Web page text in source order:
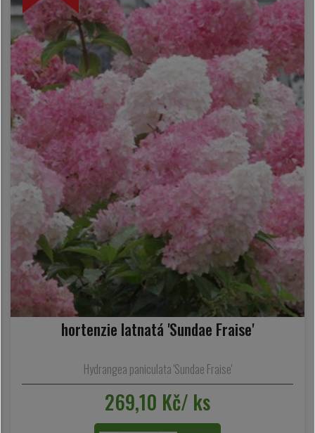
hortenzie latnatá 'Sundae Fraise'
Hydrangea paniculata 'Sundae Fraise'
269,10 Kč/ ks